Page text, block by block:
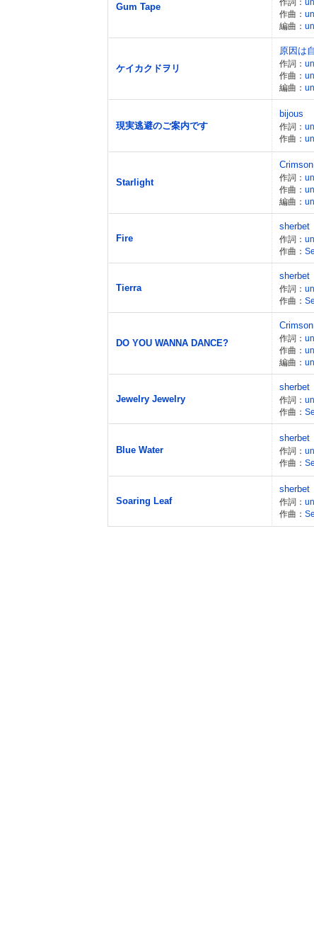
Gum Tape
作曲：
編曲：
ケイカクドヲリ
原因は
作詞：
作曲：
編曲：
現実逃避のご案内です
bijous
作詞：
作曲：
Starlight 作詞：
作曲：
編曲：
Fire
sherbet
作詞：
作曲：
Tierra
sherbet
作詞：
作曲：
DO YOU WANNA DANCE? 作詞：
作曲：
編曲：
Jewelry Jewelry
sherbet
作詞：
作曲：
Blue Water
sherbet
作詞：
作曲：
Soaring Leaf
sherbet
作詞：
作曲：